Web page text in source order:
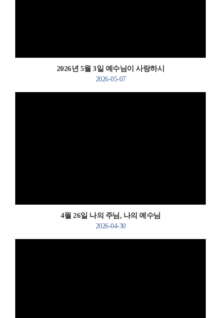
2026년 5월 3일 예수님이 사랑하시
2026-05-07
4월 26일 나의 주님, 나의 예수님
2026-04-30